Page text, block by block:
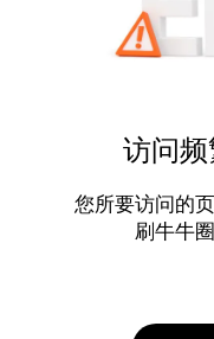
访问
您所要访问的
刷牛牛